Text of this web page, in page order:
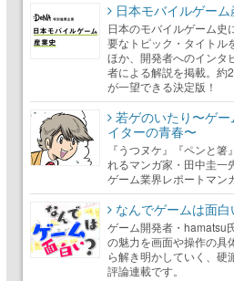
日本モバイルゲーム
日本のモバイルゲーム史
要なトピック・タイトル
ほか、開発者へのインタ
者による解説を掲載。約
が一望できる決定版！
若ゲのいたり〜ゲー
イターの青春〜
『うつヌケ』『ペンと箸
れるマンガ家・田中圭一
ゲーム業界レポートマン
なんでゲームは面白
ゲーム開発者・hamatsu
の魅力を画面や操作の具
ら解き明かしていく、硬
評論連載です。